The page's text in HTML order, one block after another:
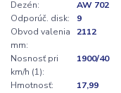
Dezén:
AW 702
Odporúč. disk:
9
Obvod valenia
mm:
2112
Nosnosť pri
km/h (1):
1900/40
Hmotnosť:
17,99